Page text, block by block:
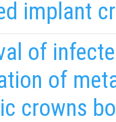
implant
of
of
crowns